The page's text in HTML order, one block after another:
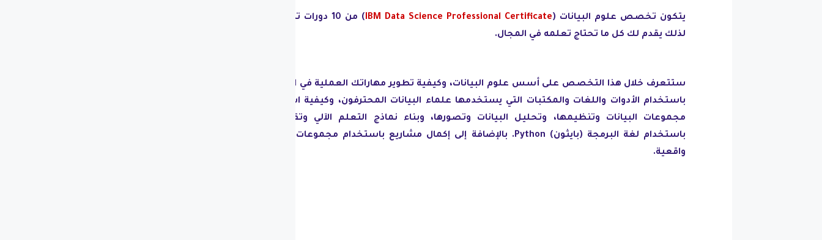
يتكون تخصص علوم البيانات (IBM Data Science Professional Certificate
) من 10 دورات تدريبية،
لذلك يقدم لك كل ما تحتاج تعلمه في المجال.
ستتعرف خلال هذا التخصص على أسس علوم البيانات، وكيفية تطوير مهاراتك العملية في المجال
باستخدام الأدوات واللغات والمكتبات التي يستخدمها علماء البيانات المحترفون، وكيفية استيراد
مجموعات البيانات وتنظيمها، وتحليل البيانات وتصورها، وبناء نماذج التعلم الآلي وتقييمها
باستخدام لغة البرمجة (بايثون) Python. بالإضافة إلى إكمال مشاريع باستخدام مجموعات بيانات
واقعية.